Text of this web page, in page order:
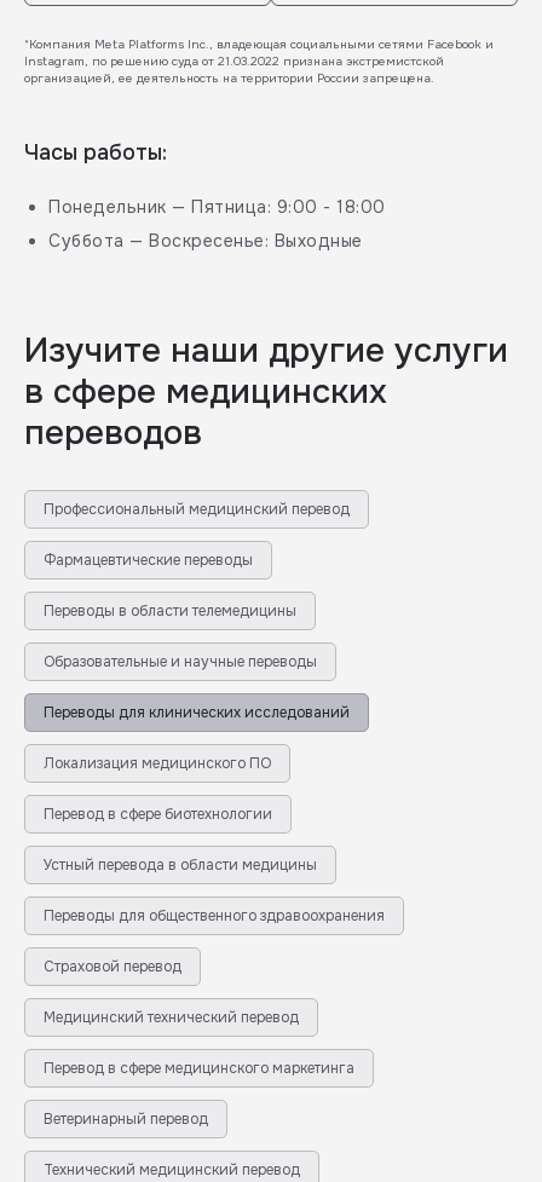
*Компания Meta Platforms Inc., владеющая социальными сетями Facebook и
Instagram, по решению суда от 21.03.2022 признана экстремистской
организацией, ее деятельность на территории России запрещена.
Часы работы:
Понедельник — Пятница: 9:00 - 18:00
Суббота — Воскресенье: Выходные
Изучите наши другие услуги
в сфере медицинских
переводов
Профессиональный медицинский перевод
Фармацевтические переводы
Переводы в области телемедицины
Образовательные и научные переводы
Переводы для клинических исследований
Локализация медицинского ПО
Перевод в сфере биотехнологии
Устный перевода в области медицины
Переводы для общественного здравоохранения
Страховой перевод
Медицинский технический перевод
Перевод в сфере медицинского маркетинга
Ветеринарный перевод
Технический медицинский перевод